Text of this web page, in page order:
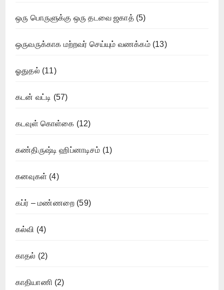
ஒரு பொருளுக்கு ஒரு தடவை ஜகாத்(5)
ஒருவருக்காக மற்றவர் செய்யும் வணக்கம்(13)
ஓதுதல் (11)
கடன் வட்டி (57)
கடவுள் கொள்கை (12)
கண்திருஷ்டி ஹிப்னாடிசம் (1)
கனவுகள் (4)
கப்ர் – மண்ணறை (59)
கல்வி (4)
காதல் (2)
காதியாணி (2)